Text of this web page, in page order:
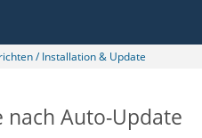
/ Installation & Update
Auto-Update